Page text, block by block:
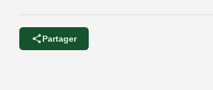
Partager